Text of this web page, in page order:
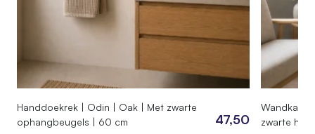
Handdoekrek | Odin | Oak | Met zwarte
ophangbeugels | 60 cm
47,50
zwarte